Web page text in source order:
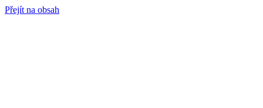
Přejít na obsah